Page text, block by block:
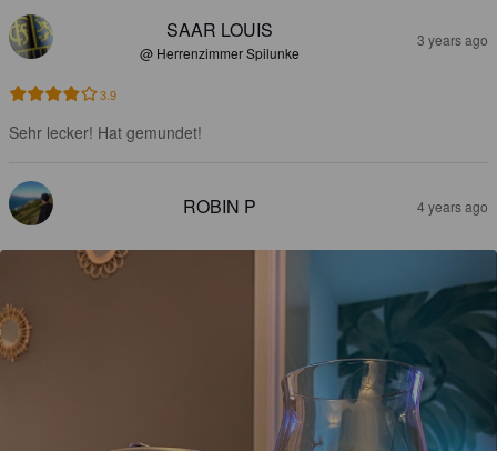
SAAR LOUIS
@ Herrenzimmer Spilunke
3 years ago
3.9
Sehr lecker! Hat gemundet!
ROBIN P 4 years ago